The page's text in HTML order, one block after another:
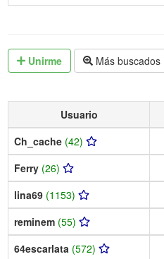
Unirme Más buscados
Usuario
Ch_cache (42)
Ferry (26)
lina69 (1153)
reminem (55)
64escarlata (572)